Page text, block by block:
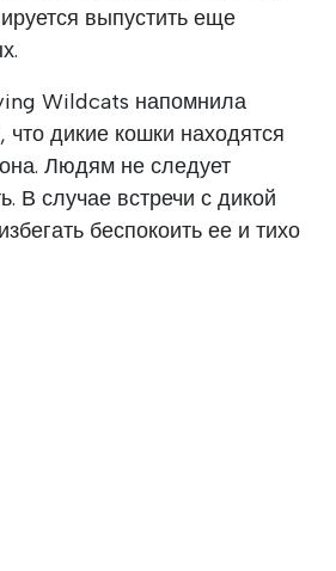
выпустить еще
Wildcats напомнила
что дикие кошки находятся
Людям не следует
В случае встречи с дикой
беспокоить ее и тихо